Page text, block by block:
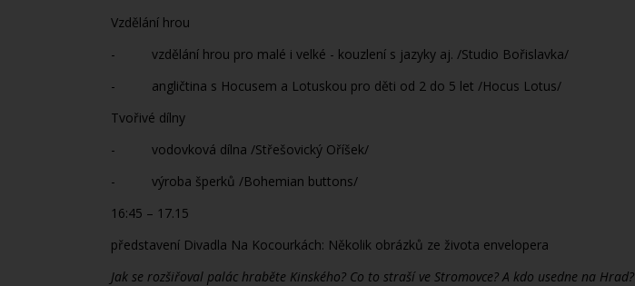
Vzdělání hrou
- vzdělání hrou pro malé i velké - kouzlení s jazyky aj. /Studio Bořislavka/
- angličtina s Hocusem a Lotuskou pro děti od 2 do 5 let /Hocus Lotus/
Tvořivé dílny
- vodovková dílna /Střešovický Oříšek/
- výroba šperků /Bohemian buttons/
16:45 – 17.15
představení Divadla Na Kocourkách: Několik obrázků ze života envelopera
Jak se rozšiřoval palác hraběte Kinského? Co to straší ve Stromovce? A kdo usedne na Hrad?